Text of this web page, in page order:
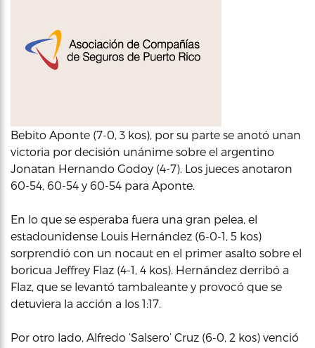
Bebito Aponte (7-0, 3 kos), por su parte se anotó unan
victoria por decisión unánime sobre el argentino
Jonatan Hernando Godoy (4-7). Los jueces anotaron
60-54, 60-54 y 60-54 para Aponte.
En lo que se esperaba fuera una gran pelea, el
estadounidense Louis Hernández (6-0-1, 5 kos)
sorprendió con un nocaut en el primer asalto sobre el
boricua Jeffrey Flaz (4-1, 4 kos). Hernández derribó a
Flaz, que se levantó tambaleante y provocó que se
detuviera la acción a los 1:17.
Por otro lado, Alfredo ‘Salsero’ Cruz (6-0, 2 kos) venció